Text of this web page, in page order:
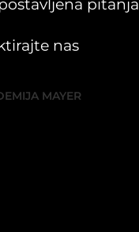
pitanja
nas
MAYER